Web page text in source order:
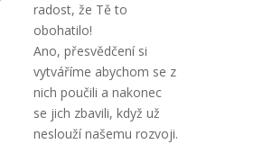
radost, že Tě to
obohatilo!
Ano, přesvědčení si
vytváříme abychom se z
nich poučili a nakonec
se jich zbavili, když už
neslouží našemu rozvoji.